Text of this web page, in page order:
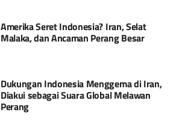
Amerika Seret Indonesia? Iran, Selat
Malaka, dan Ancaman Perang Besar
Dukungan Indonesia Menggema di Iran,
Diakui sebagai Suara Global Melawan
Perang